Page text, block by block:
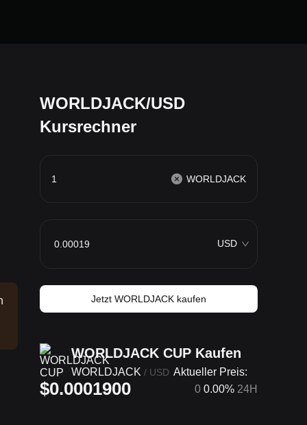
WORLDJACK/USD
Kursrechner
WORLDJACK
USD
Jetzt WORLDJACK kaufen
WORLDJACK CUP Kaufen
WORLDJACK / USD Aktueller Preis:
$0.0001900 0 0.00% 24H